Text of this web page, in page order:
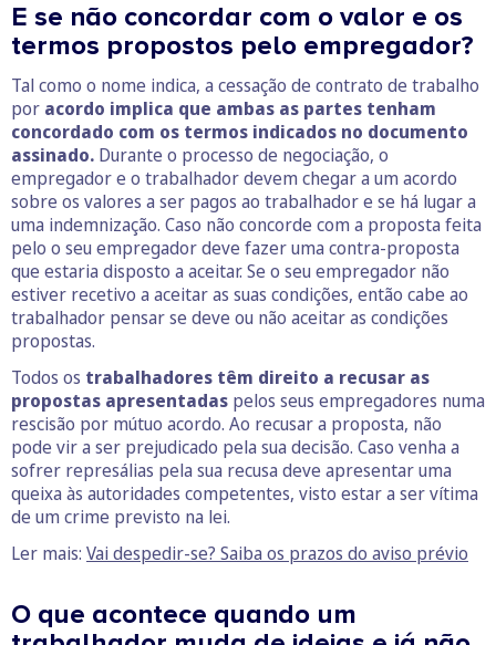
E se não concordar com o valor e os
termos propostos pelo empregador?
Tal como o nome indica, a cessação de contrato de trabalho
por acordo implica que ambas as partes tenham
concordado com os termos indicados no documento
assinado. Durante o processo de negociação, o
empregador e o trabalhador devem chegar a um acordo
sobre os valores a ser pagos ao trabalhador e se há lugar a
uma indemnização. Caso não concorde com a proposta feita
pelo o seu empregador deve fazer uma contra-proposta
que estaria disposto a aceitar. Se o seu empregador não
estiver recetivo a aceitar as suas condições, então cabe ao
trabalhador pensar se deve ou não aceitar as condições
propostas.
Todos os trabalhadores têm direito a recusar as
propostas apresentadas pelos seus empregadores numa
rescisão por mútuo acordo. Ao recusar a proposta, não
pode vir a ser prejudicado pela sua decisão. Caso venha a
sofrer represálias pela sua recusa deve apresentar uma
queixa às autoridades competentes, visto estar a ser vítima
de um crime previsto na lei.
Ler mais: Vai despedir-se? Saiba os prazos do aviso prévio
O que acontece quando um